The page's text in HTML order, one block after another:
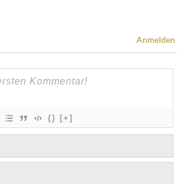
Anmelden
{} [+]